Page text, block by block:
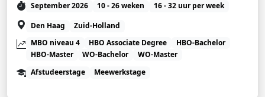
September 2026 10 - 26 weken
16 - 32 uur per week
Den Haag
Zuid-Holland
MBO niveau 4
HBO Associate Degree
HBO-Bachelor
HBO-Master
WO-Bachelor
WO-Master
Afstudeerstage
Meewerkstage